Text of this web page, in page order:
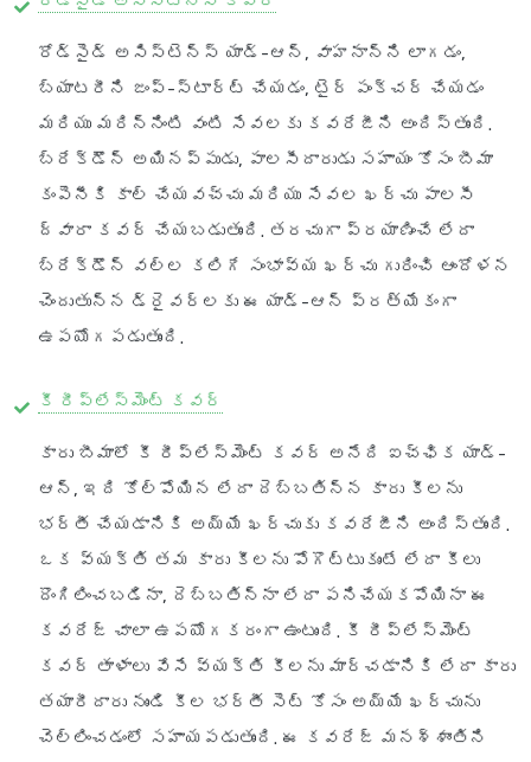
రోడ్‌సైడ్ అసిస్టెన్స్ యాడ్-ఆన్, వాహనాన్ని లాగడం,
బ్యాటరీని జంప్-స్టార్ట్ చేయడం, టైర్ పంక్చర్ చేయడం
మరియు మరిన్నింటి వంటి సేవలకు కవరేజీని అందిస్తుంది.
బ్రేక్‌డౌన్ అయినప్పుడు, పాలసీదారుడు సహాయం కోసం బీమా
కంపెనీకి కాల్ చేయవచ్చు మరియు సేవల ఖర్చు పాలసీ
ద్వారా కవర్ చేయబడుతుంది. తరచుగా ప్రయాణించే లేదా
బ్రేక్‌డౌన్ వల్ల కలిగే సంభావ్య ఖర్చు గురించి ఆందోళన
చెందుతున్న డ్రైవర్లకు ఈ యాడ్-ఆన్ ప్రత్యేకంగా
ఉపయోగపడుతుంది.
కీ రీప్లేస్‌మెంట్ కవర్
కారు బీమాలో కీ రీప్లేస్‌మెంట్ కవర్ అనేది ఐచ్ఛిక యాడ్-
ఆన్, ఇది కోల్పోయిన లేదా దెబ్బతిన్న కారు కీలను
భర్తీ చేయడానికి అయ్యే ఖర్చుకు కవరేజీని అందిస్తుంది.
ఒక వ్యక్తి తమ కారు కీలను పోగొట్టుకుంటే లేదా కీలు
దొంగిలించబడినా, దెబ్బతిన్నా లేదా పనిచేయకపోయినా ఈ
కవరేజ్ చాలా ఉపయోగకరంగా ఉంటుంది. కీ రీప్లేస్‌మెంట్
కవర్ తాళాలు వేసే వ్యక్తి కీలను మార్చడానికి లేదా కారు
తయారీదారు నుండి కీల భర్తీ సెట్ కోసం అయ్యే ఖర్చును
చెల్లించడంలో సహాయపడుతుంది. ఈ కవరేజ్ మనశ్శాంతిని